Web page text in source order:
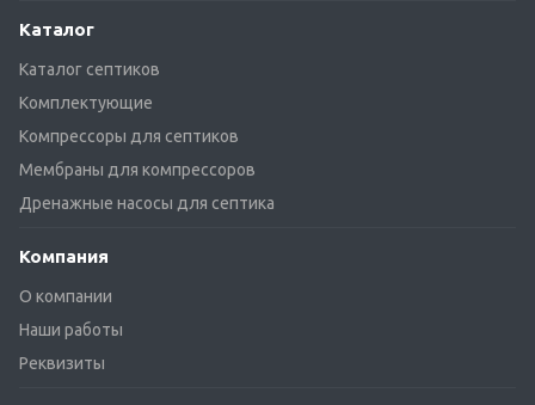
Каталог
Каталог септиков
Комплектующие
Компрессоры для септиков
Мембраны для компрессоров
Дренажные насосы для септика
Компания
О компании
Наши работы
Реквизиты